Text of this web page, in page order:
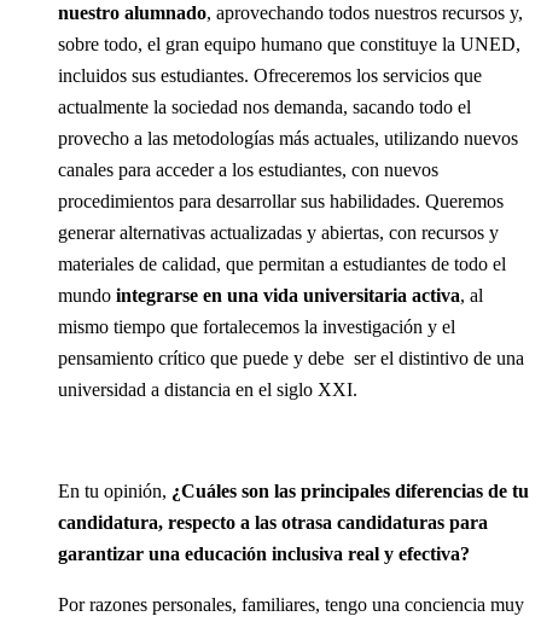
nuestro alumnado, aprovechando todos nuestros recursos y,
sobre todo, el gran equipo humano que constituye la UNED,
incluidos sus estudiantes. Ofreceremos los servicios que
actualmente la sociedad nos demanda, sacando todo el
provecho a las metodologías más actuales, utilizando nuevos
canales para acceder a los estudiantes, con nuevos
procedimientos para desarrollar sus habilidades. Queremos
generar alternativas actualizadas y abiertas, con recursos y
materiales de calidad, que permitan a estudiantes de todo el
mundo integrarse en una vida universitaria activa, al
mismo tiempo que fortalecemos la investigación y el
pensamiento crítico que puede y debe ser el distintivo de una
universidad a distancia en el siglo XXI.
En tu opinión, ¿Cuáles son las principales diferencias de tu
candidatura, respecto a las otrasa candidaturas para
garantizar una educación inclusiva real y efectiva?
Por razones personales, familiares, tengo una conciencia muy